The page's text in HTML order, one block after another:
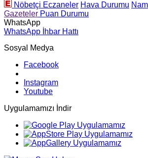
Nöbetçi Eczaneler Hava Durumu
Gazeteler Puan Durumu
WhatsApp
WhatsApp İhbar Hattı
Sosyal Medya
Facebook
Instagram
Youtube
Uygulamamızı İndir